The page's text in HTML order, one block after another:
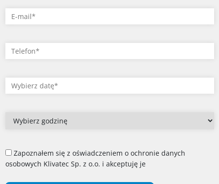
Zapoznałem się z oświadczeniem o ochronie danych
osobowych Klivatec Sp. z o.o. i akceptuję je